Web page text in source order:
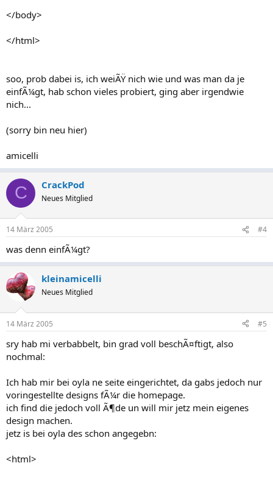
</body>
</html>
soo, prob dabei is, ich weiÃŸ nich wie und was man da je
einfÃ¼gt, hab schon vieles probiert, ging aber irgendwie
nich...
(sorry bin neu hier)
amicelli
C CrackPod
Neues Mitglied
14 März 2005 #4
was denn einfÃ¼gt?
kleinamicelli
Neues Mitglied
14 März 2005 #5
sry hab mi verbabbelt, bin grad voll beschÃ¤ftigt, also
nochmal:
Ich hab mir bei oyla ne seite eingerichtet, da gabs jedoch nur
voringestellte designs fÃ¼r die homepage.
ich find die jedoch voll Ã¶de un will mir jetz mein eigenes
design machen.
jetz is bei oyla des schon angegebn:
<html>